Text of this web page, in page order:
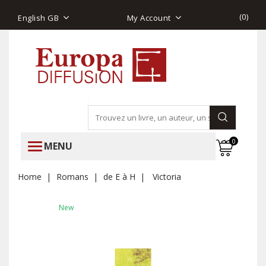
English GB My Account (0)
MENU 0
Home Romans de E à H Victoria
New